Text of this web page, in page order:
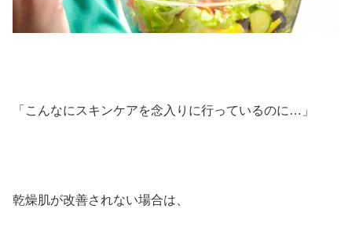
「こんなにスキンケアを念入りに行っているのに…」
乾燥肌が改善されない場合は、